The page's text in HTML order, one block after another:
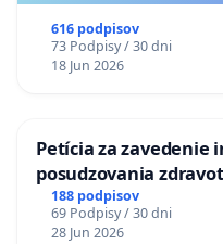
616 podpisov
73 Podpisy / 30 dni
18 Jun 2026
Petícia za zavedenie
posudzovania
diabetom 1. a 2. typu
Policajného zboru SR
188 podpisov
69 Podpisy / 30 dni
28 Jun 2026